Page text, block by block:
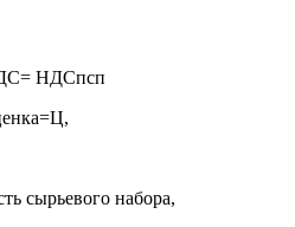
НДСпсп
сырьевого набора,